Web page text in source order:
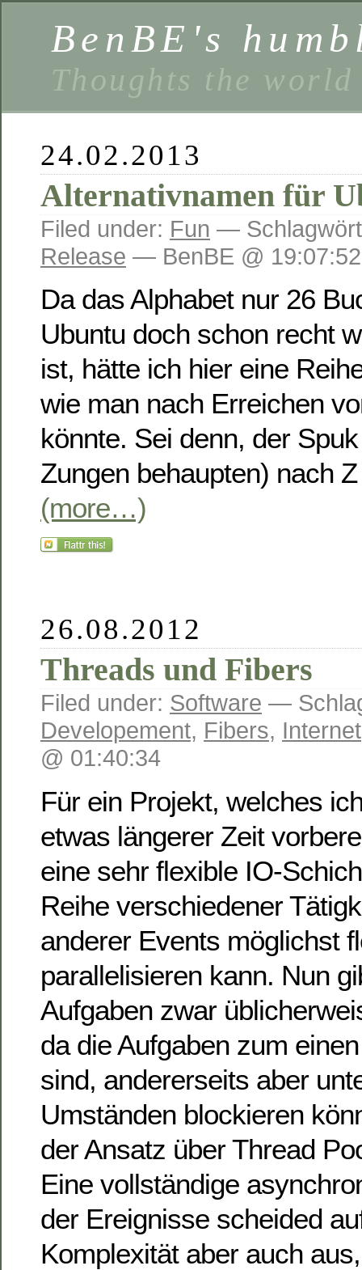
BenBE's
Thoughts the
24.02.2013
Alternativnamen für
Filed under: Fun —
Release — BenBE @ 19:07:52
Da das Alphabet nur 26
Ubuntu doch schon recht
ist, hätte ich hier eine
wie man nach Erreichen
könnte. Sei denn, der
Zungen behaupten) nach
(more…)
26.08.2012
Threads und Fibers
Filed under: Software —
Developement, Fibers, Internet
@ 01:40:34
Für ein Projekt, welches
etwas längerer Zeit
eine sehr flexible IO-
Reihe verschiedener
anderer Events möglichst
parallelisieren kann. Nun
Aufgaben zwar
da die Aufgaben zum
sind, andererseits aber
Umständen blockieren
der Ansatz über Thread
Eine vollständige
der Ereignisse scheided
Komplexität aber auch